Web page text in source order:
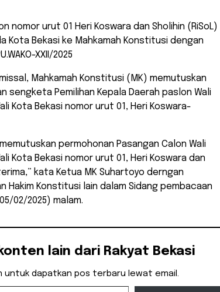
nomor urut 01 Heri Koswara dan Sholihin (RiSoL)
Kota Bekasi ke Mahkamah Konstitusi dengan
XXII/2025
Mahkamah Konstitusi (MK) memutuskan
sengketa Pemilihan Kepala Daerah paslon Wali
Kota Bekasi nomor urut 01, Heri Koswara-
permohonan Pasangan Calon Wali
Kota Bekasi nomor urut 01, Heri Koswara dan
kata Ketua MK Suhartoyo derngan
Hakim Konstitusi lain dalam Sidang pembacaan
02/2025) malam.
lain dari Rakyat Bekasi
untuk dapatkan pos terbaru lewat email.